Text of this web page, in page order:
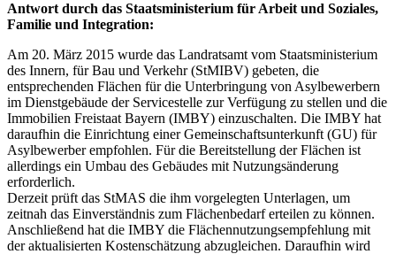
Antwort durch das Staatsministerium für Arbeit und Soziales,
Familie und Integration:
Am 20. März 2015 wurde das Landratsamt vom Staatsministerium
des Innern, für Bau und Verkehr (StMIBV) gebeten, die
entsprechenden Flächen für die Unterbringung von Asylbewerbern
im Dienstgebäude der Servicestelle zur Verfügung zu stellen und die
Immobilien Freistaat Bayern (IMBY) einzuschalten. Die IMBY hat
daraufhin die Einrichtung einer Gemeinschaftsunterkunft (GU) für
Asylbewerber empfohlen. Für die Bereitstellung der Flächen ist
allerdings ein Umbau des Gebäudes mit Nutzungsänderung
erforderlich.
Derzeit prüft das StMAS die ihm vorgelegten Unterlagen, um
zeitnah das Einverständnis zum Flächenbedarf erteilen zu können.
Anschließend hat die IMBY die Flächennutzungsempfehlung mit
der aktualisierten Kostenschätzung abzugleichen. Daraufhin wird